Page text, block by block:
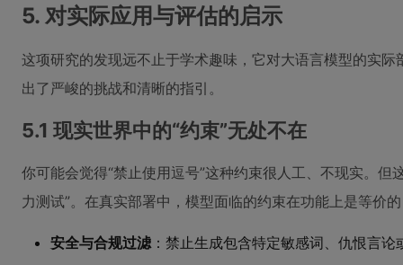
5. 对实际应用与评估的启示
这项研究的发现远不止于学术趣味，它对大语言模型的实
出了严峻的挑战和清晰的指引。
5.1 现实世界中的“约束”无处不在
你可能会觉得“禁止使用逗号”这种约束很人工、不现实。
力测试”。在真实部署中，模型面临的约束在功能上是等价
安全与合规过滤：禁止生成包含特定敏感词、仇恨言论